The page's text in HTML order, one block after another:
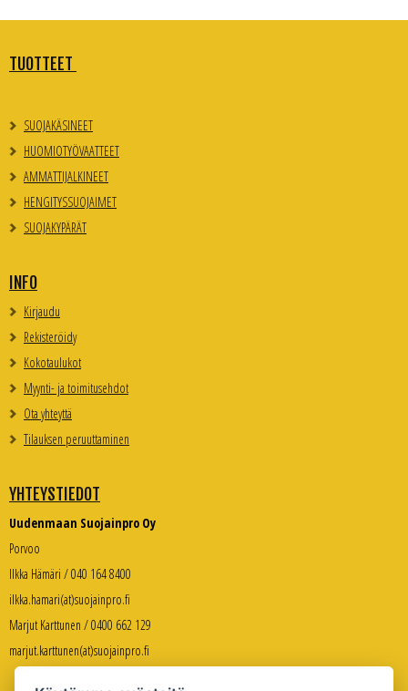
TUOTTEET
SUOJAKÄSINEET
HUOMIOTYÖVAATTEET
AMMATTIJALKINEET
HENGITYSSUOJAIMET
SUOJAKYPÄRÄT
INFO
Kirjaudu
Rekisteröidy
Kokotaulukot
Myynti- ja toimitusehdot
Ota yhteyttä
Tilauksen peruuttaminen
YHTEYSTIEDOT
Uudenmaan Suojainpro Oy
Porvoo
Ilkka Hämäri / 040 164 8400
ilkka.hamari(at)suojainpro.fi
Marjut Karttunen / 0400 662 129
marjut.karttunen(at)suojainpro.fi